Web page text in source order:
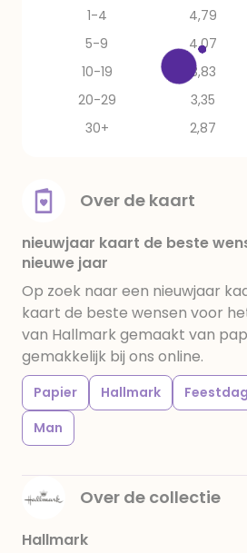
1-4
4,79
5-9
4,07
10-19
3,83
20-29
3,35
30+
2,87
Over de kaart
nieuwjaar kaart de beste
nieuwe jaar
Op zoek naar een nieuwjaar
kaart de beste wensen voor
van Hallmark gemaakt van
gemakkelijk bij ons online.
Papier Hallmark
Man
Over de collectie
Hallmark